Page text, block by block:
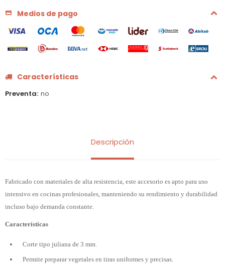
Medios de pago
Características
Preventa no
Descripción
Fabricado con materiales de alta resistencia, este accesorio es apto para uso
intensivo en cocinas profesionales, manteniendo su rendimiento y durabilidad
incluso bajo demanda constante.
Características
Corte tipo juliana de 3 mm.
Permite preparar vegetales en tiras uniformes y precisas.